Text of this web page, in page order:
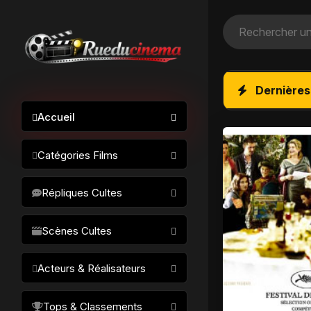
Accueil
Catégories Films
Science-fiction
Drame / Thriller
Comédie/humour
Horreur
Fantastique
Répliques Cultes
Scènes Cultes
Acteurs & Réalisateurs
Tops & Classements